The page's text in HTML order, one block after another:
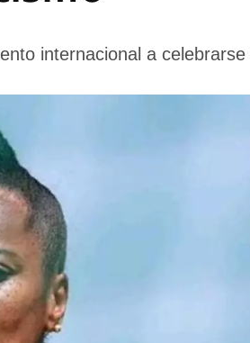
internacional a celebrarse